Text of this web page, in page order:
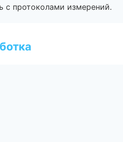
с протоколами измерений.